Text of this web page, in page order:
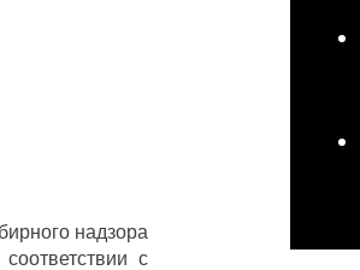
надзора
с